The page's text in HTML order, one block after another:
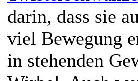
darin, dass sie
viel Bewegung
in stehenden